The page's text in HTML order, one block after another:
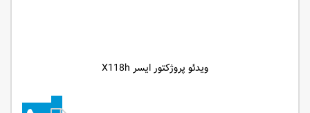
ویدئو پروژکتور ایسر X118h